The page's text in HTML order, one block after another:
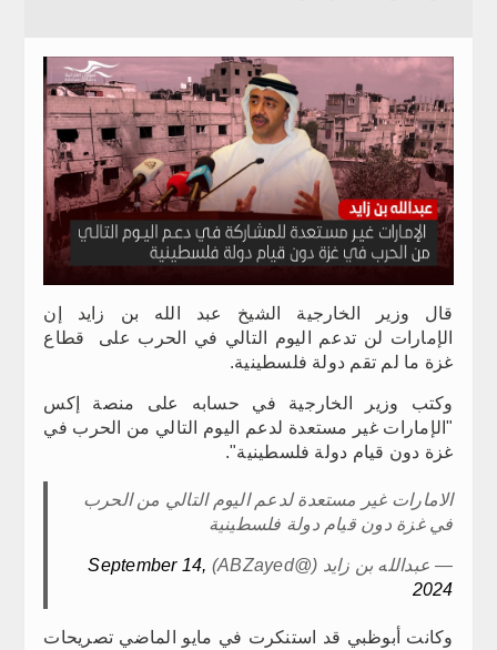
قال وزير الخارجية الشيخ عبد الله بن زايد إن
الإمارات لن تدعم اليوم التالي في الحرب على قطاع
غزة ما لم تقم دولة فلسطينية.
وكتب وزير الخارجية في حسابه على منصة إكس
"الإمارات غير مستعدة لدعم اليوم التالي من الحرب في
غزة دون قيام دولة فلسطينية".
الامارات غير مستعدة لدعم اليوم التالي من الحرب
في غزة دون قيام دولة فلسطينية
— عبدالله بن زايد (@ABZayed)
September 14,
2024
وكانت أبوظبي قد استنكرت في مايو الماضي تصريحات